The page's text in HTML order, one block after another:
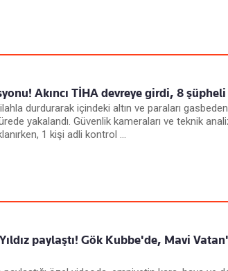
Akıncı TİHA devreye girdi, 8
durdurarak içindeki altın ve paraları
yakalandı. Güvenlik kameraları ve teknik
1 kişi adli kontrol ...
paylaştı! Gök Kubbe'de, Mavi